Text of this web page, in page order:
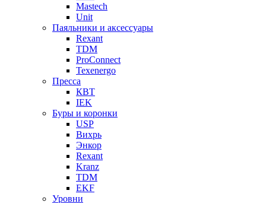
Mastech
Unit
Паяльники и аксессуары
Rexant
TDM
ProConnect
Texenergo
Пресса
КВТ
IEK
Буры и коронки
USP
Вихрь
Энкор
Rexant
Kranz
TDM
EKF
Уровни